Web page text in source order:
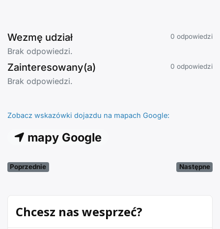
Wezmę udział 0 odpowiedzi
Brak odpowiedzi.
Zainteresowany(a) 0 odpowiedzi
Brak odpowiedzi.
Zobacz wskazówki dojazdu na mapach Google:
mapy Google
Poprzednie Następne
Chcesz nas wesprzeć?